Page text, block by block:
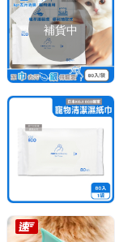
補貨中